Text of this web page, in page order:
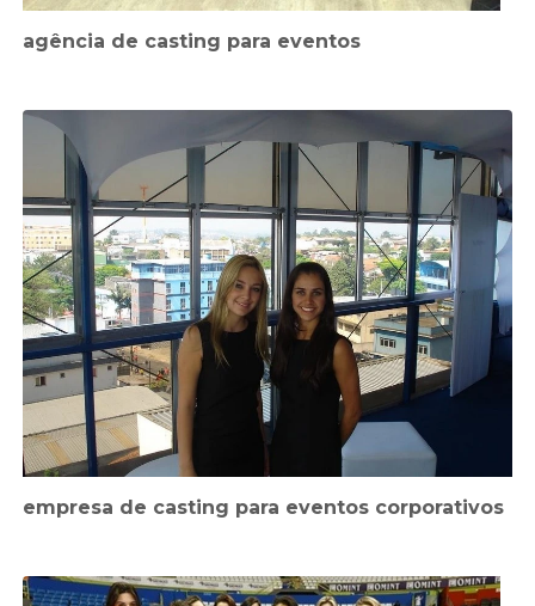
agência de casting para eventos
empresa de casting para eventos corporativos